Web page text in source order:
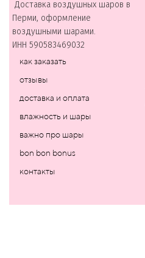
Доставка воздушных шаров в
Перми, оформление
воздушными шарами.
ИНН 590583469032
как заказать
отзывы
доставка и оплата
влажность и шары
важно про шары
bon bon bonus
контакты